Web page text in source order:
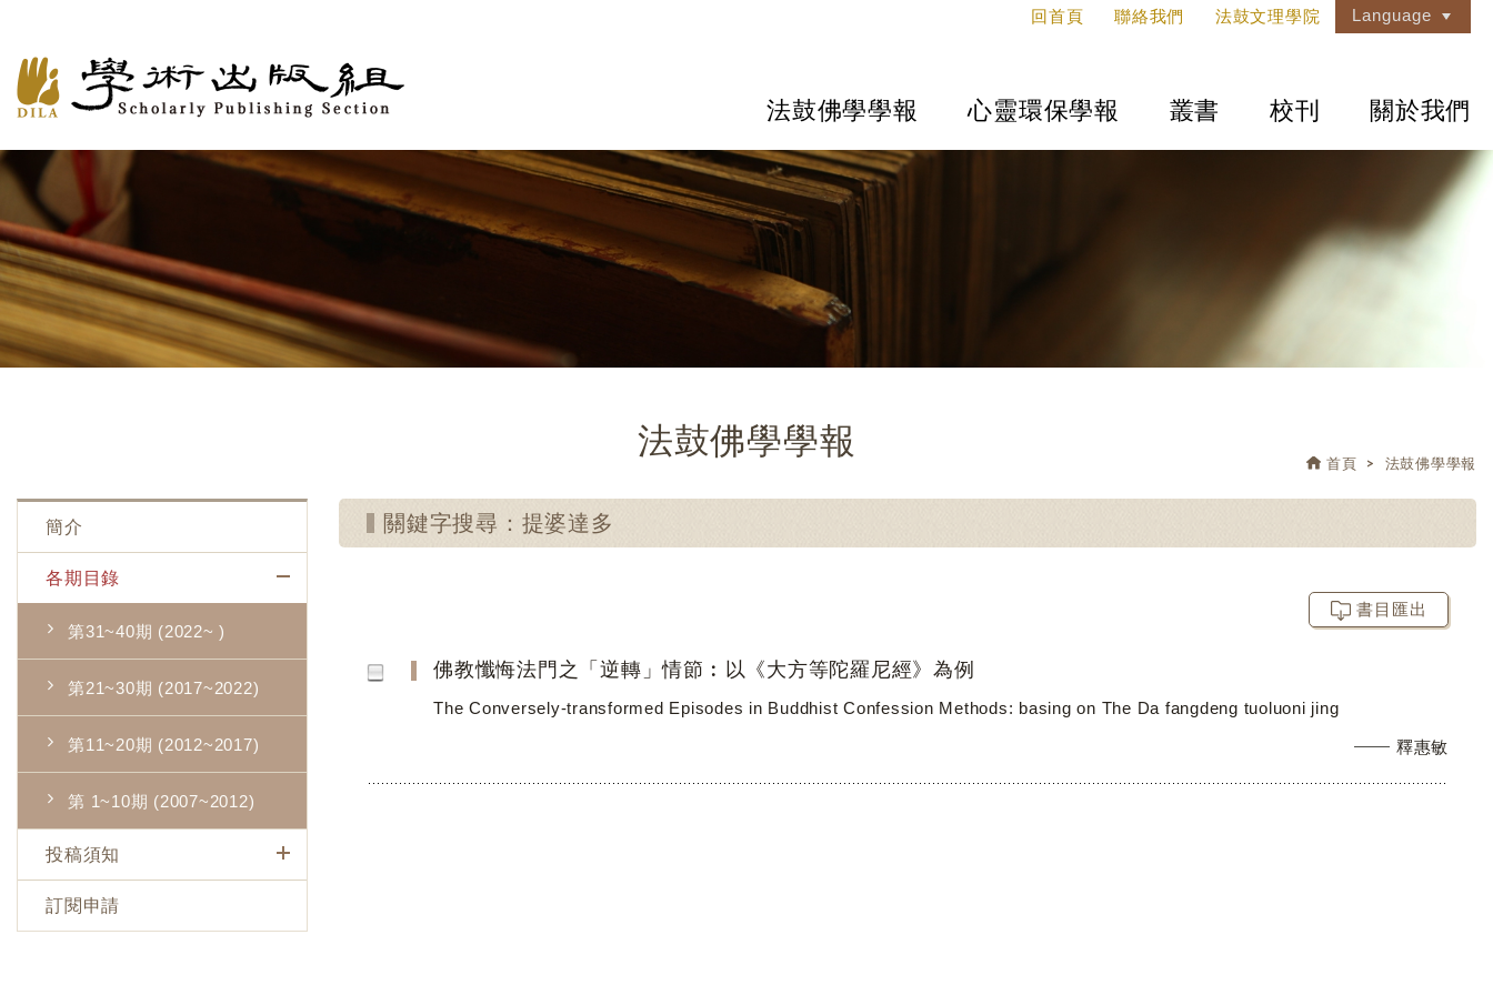
回首頁 聯絡我們 法鼓文理學院 Language
法鼓佛學學報 心靈環保學報 叢書 校刊 關於我們
法鼓佛學學報
首頁 法鼓佛學學報
簡介
各期目錄
第31~40期 (2022~ )
第21~30期 (2017~2022)
第11~20期 (2012~2017)
第 1~10期 (2007~2012)
投稿須知
訂閱申請
關鍵字搜尋：提婆達多
書目匯出
佛教懺悔法門之「逆轉」情節︰以《大方等陀羅尼經》為例
The Conversely-transformed Episodes in Buddhist Confession Methods: basing on The Da fangdeng tuoluoni jing
釋惠敏